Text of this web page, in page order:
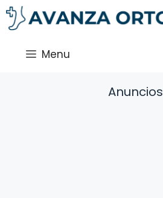
Saltar
al
Menu
Anuncios